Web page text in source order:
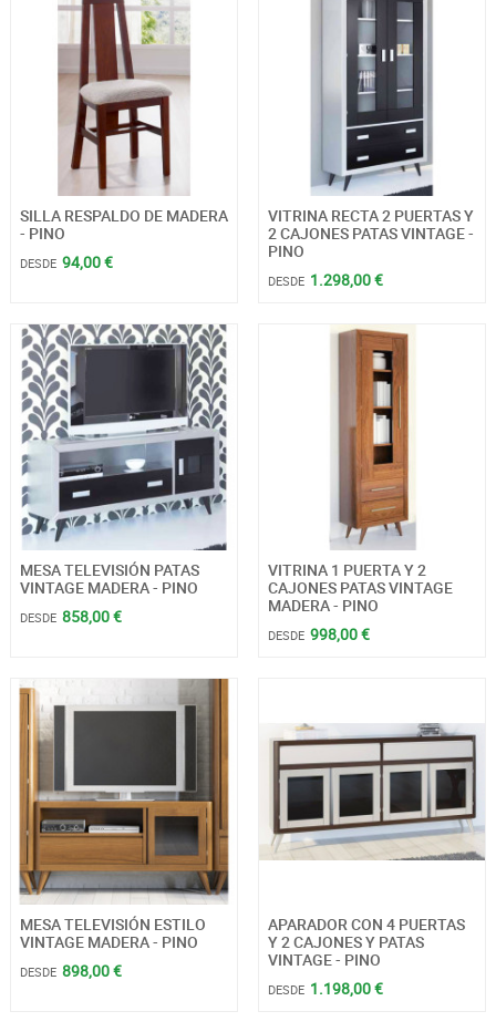
SILLA RESPALDO DE MADERA
- PINO
DESDE 94,00 €
VITRINA RECTA 2 PUERTAS Y
2 CAJONES PATAS VINTAGE -
PINO
DESDE 1.298,00 €
MESA TELEVISIÓN PATAS
VINTAGE MADERA - PINO
DESDE 858,00 €
VITRINA 1 PUERTA Y 2
CAJONES PATAS VINTAGE
MADERA - PINO
DESDE 998,00 €
MESA TELEVISIÓN ESTILO
VINTAGE MADERA - PINO
DESDE 898,00 €
APARADOR CON 4 PUERTAS
Y 2 CAJONES Y PATAS
VINTAGE - PINO
DESDE 1.198,00 €